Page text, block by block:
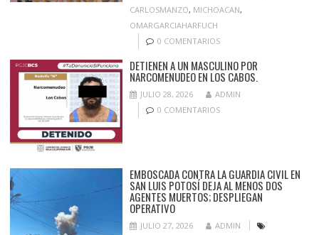
CARLOSMANZO, MICHOACAN,
OMARGARCIAHARFUCH
0 COMENTARIOS
DETIENEN A UN MASCULINO POR
NARCOMENUDEO EN LOS CABOS.
JULIO 28, 2026
ADMIN
0 COMENTARIOS
EMBOSCADA CONTRA LA GUARDIA CIVIL EN
SAN LUIS POTOSÍ DEJA AL MENOS DOS
AGENTES MUERTOS; DESPLIEGAN
OPERATIVO
JULIO 27, 2026
ADMIN